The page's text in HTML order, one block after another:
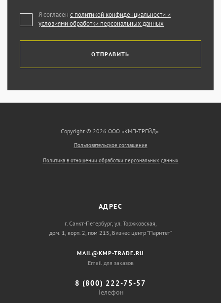
Я согласен с политикой конфиденциальности и
условиями обработки персональных данных
ОТПРАВИТЬ
Copyright © 2026 ООО «КМП-ТРЕЙД».
Пользовательское соглашение
Политика в отношении обработки персональных данных
АДРЕС
г. Санкт-Петербург, ул. Торжковская,
дом. 1, корп. 2, пом 215, Бизнес центр “Паритет”
MAIL@KMP-TRADE.RU
Email для заказов
8 (800) 222-75-57
Телефон